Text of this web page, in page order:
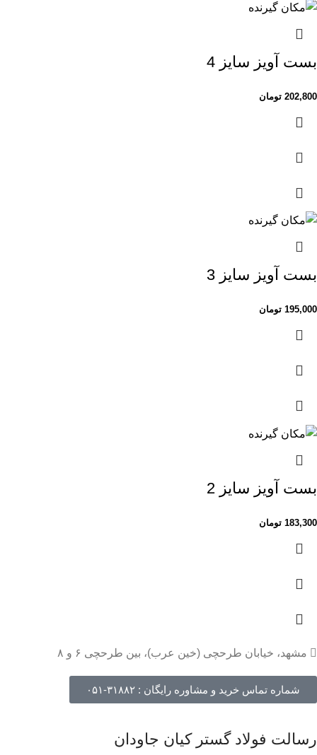
بست آویز سایز 4
202,800 تومان
بست آویز سایز 3
195,000 تومان
بست آویز سایز 2
183,300 تومان
مشهد، خیابان طرحچی (خین عرب)، بین طرحچی ۶ و ۸
شماره تماس خرید و مشاوره رایگان : ۳۱۸۸۲-۰۵۱
رسالت فولاد گستر کیان جاودان